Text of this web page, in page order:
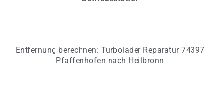
Entfernung berechnen: Turbolader Reparatur 74397
Pfaffenhofen nach Heilbronn